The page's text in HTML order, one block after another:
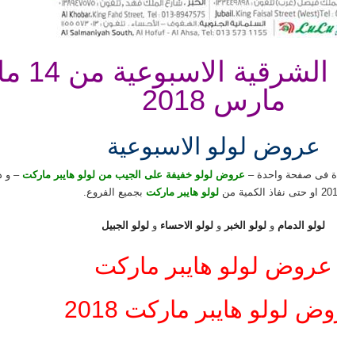
مارس 2018
عروض لولو الاسبوعية
فى صفحة واحدة – عروض لولو خفيفة على الجيب من لولو هايبر ماركت
نفاذ الكمية من
لولو هايبر ماركت بجميع الفروع.
لولو الدمام و لولو الخبر و لولو الاحساء و لولو الجبيل
عروض لولو هايبر ماركت
لولو هايبر ماركت 2018